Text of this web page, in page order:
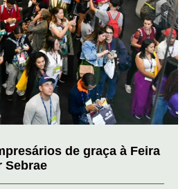
de graça à Feira
Sebrae